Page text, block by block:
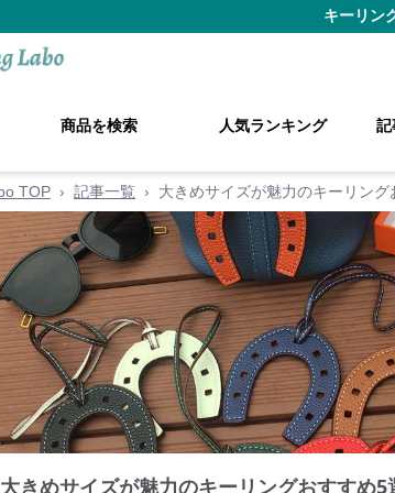
キーリン
商品を検索 人気ランキング 記
TOP › 記事一覧 › 大きめサイズが魅力のキーリング
大きめサイズが魅力のキーリングおすすめ5